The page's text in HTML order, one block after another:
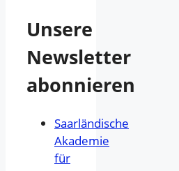
Unsere
Newsletter
abonnieren
Saarländische
Akademie
für